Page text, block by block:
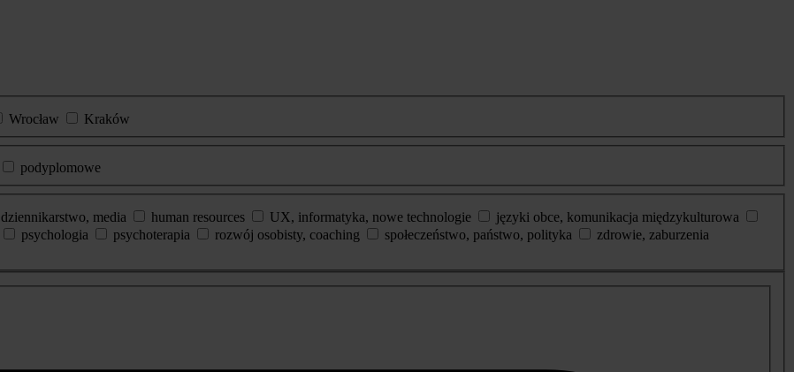
Wrocław
Kraków
podyplomowe
dziennikarstwo, media human resources UX, informatyka, nowe technologie
języki obce, komunikacja międzykulturowa
psychologia psychoterapia rozwój osobisty, coaching społeczeństwo, państwo, polityka
zdrowie, zaburzenia